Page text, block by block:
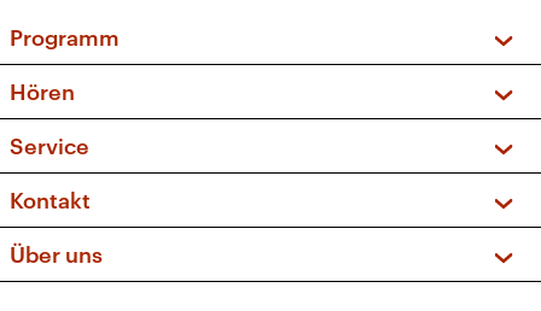
Programm
Sendungen und Podcasts
Musikliste
Kakadu – Das Kinderprogramm
Hören
Frequenzen (UKW + DAB+)
Service
FAQ
Apps
Newsletter
Kontakt
Social Media
Über uns